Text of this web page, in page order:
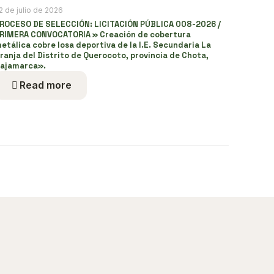
de julio de 2026
DE SELECCIÓN: LICITACIÓN PÚBLICA 008-2026 /
CONVOCATORIA » Creación de cobertura
cobre losa deportiva de la I.E. Secundaria La
del Distrito de Querocoto, provincia de Chota,
Read more